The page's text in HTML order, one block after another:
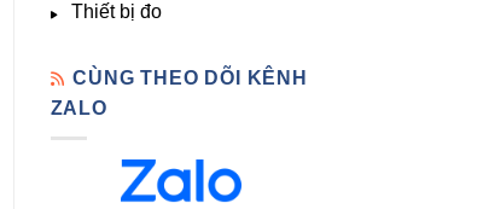
Thiết bị đo
CÙNG THEO DÕI KÊNH
ZALO